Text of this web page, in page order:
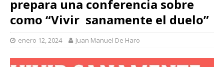
prepara una conferencia sobre
como “Vivir sanamente el duelo”
enero 12, 2024 Juan Manuel De Haro